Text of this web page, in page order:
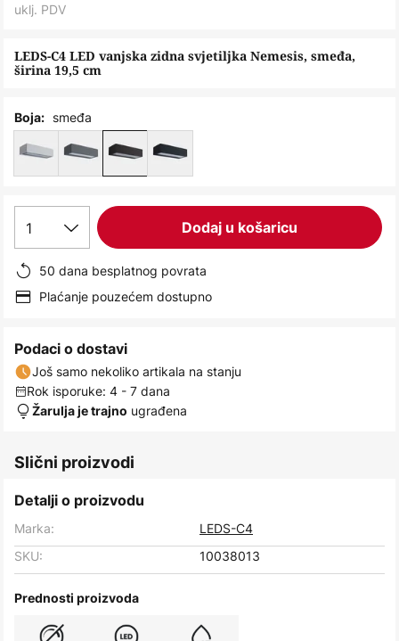
beginning
the
images
LEDS-C4 LED vanjska zidna svjetiljka Nemesis, smeđa,
širina 19,5 cm
uklj. PDV
Boja: smeđa
1 Dodaj u košaricu
50 dana besplatnog povrata
Plaćanje pouzećem dostupno
Podaci o dostavi
Još samo nekoliko artikala na stanju
Rok isporuke: 4 - 7 dana
Žarulja je trajno ugrađena
Slični proizvodi
Detalji o proizvodu
Marka:
LEDS-C4
SKU:
10038013
Prednosti proizvoda